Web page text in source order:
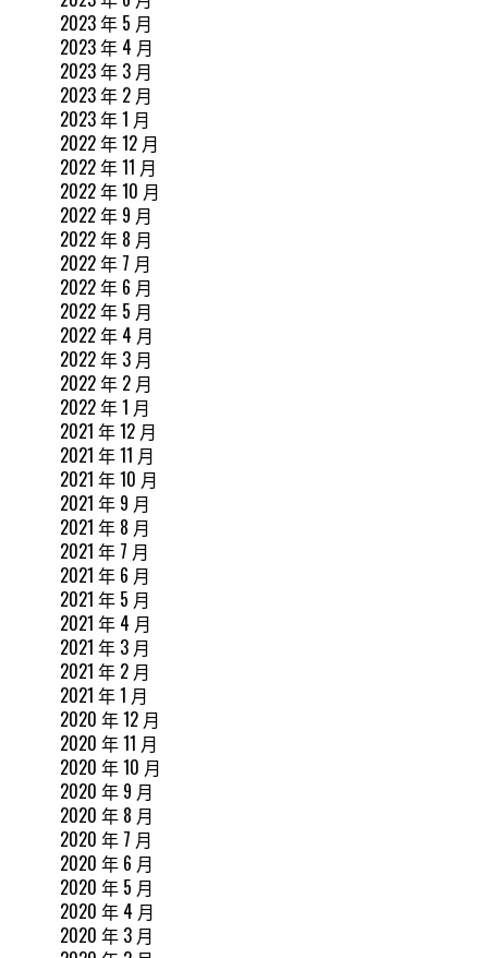
2023 年 5 月
2023 年 4 月
2023 年 3 月
2023 年 2 月
2023 年 1 月
2022 年 12 月
2022 年 11 月
2022 年 10 月
2022 年 9 月
2022 年 8 月
2022 年 7 月
2022 年 6 月
2022 年 5 月
2022 年 4 月
2022 年 3 月
2022 年 2 月
2022 年 1 月
2021 年 12 月
2021 年 11 月
2021 年 10 月
2021 年 9 月
2021 年 8 月
2021 年 7 月
2021 年 6 月
2021 年 5 月
2021 年 4 月
2021 年 3 月
2021 年 2 月
2021 年 1 月
2020 年 12 月
2020 年 11 月
2020 年 10 月
2020 年 9 月
2020 年 8 月
2020 年 7 月
2020 年 6 月
2020 年 5 月
2020 年 4 月
2020 年 3 月